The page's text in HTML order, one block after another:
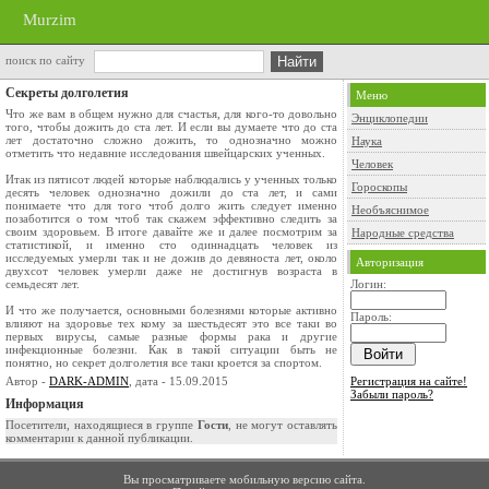
Murzim
поиск по сайту
Секреты долголетия
Что же вам в общем нужно для счастья, для кого-то довольно
того, чтобы дожить до ста лет. И если вы думаете что до ста
лет достаточно сложно дожить, то однозначно можно
отметить что недавние исследования швейцарских ученных.
Итак из пятисот людей которые наблюдались у ученных только
десять человек однозначно дожили до ста лет, и сами
понимаете что для того чтоб долго жить следует именно
позаботится о том чтоб так скажем эффективно следить за
своим здоровьем. В итоге давайте же и далее посмотрим за
статистикой, и именно сто одиннадцать человек из
исследуемых умерли так и не дожив до девяноста лет, около
двухсот человек умерли даже не достигнув возраста в
семьдесят лет.
И что же получается, основными болезнями которые активно
влияют на здоровье тех кому за шестьдесят это все таки во
первых вирусы, самые разные формы рака и другие
инфекционные болезни. Как в такой ситуации быть не
понятно, но секрет долголетия все таки кроется за спортом.
Автор - DARK-ADMIN , дата - 15.09.2015
Информация
Посетители, находящиеся в группе Гости, не могут оставлять
комментарии к данной публикации.
Меню
Энциклопедии
Наука
Человек
Гороскопы
Необъяснимое
Народные средства
Авторизация
Логин:
Пароль:
Регистрация на сайте!
Забыли пароль?
Вы просматриваете мобильную версию сайта.